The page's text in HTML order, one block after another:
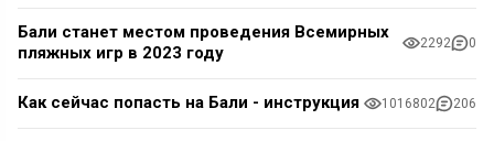
Бали станет местом проведения Всемирных
пляжных игр в 2023 году
2292 0
Как сейчас попасть на Бали - инструкция 1016802 206